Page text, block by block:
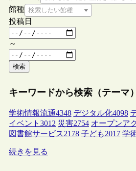
館種 検索したい館種を選択してください
投稿日
～
検索
キーワードから検索（テーマ）
学術情報流通4348 デジタル化4098
イベント 3012 災害2754 オープンア
図書館サービス2178 子ども2017 学
続きを見る